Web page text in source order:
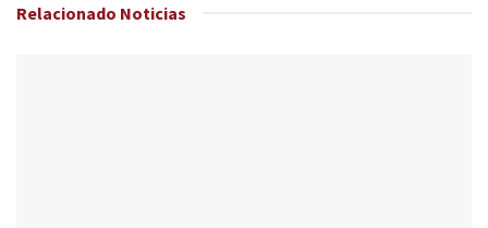
Relacionado Noticias